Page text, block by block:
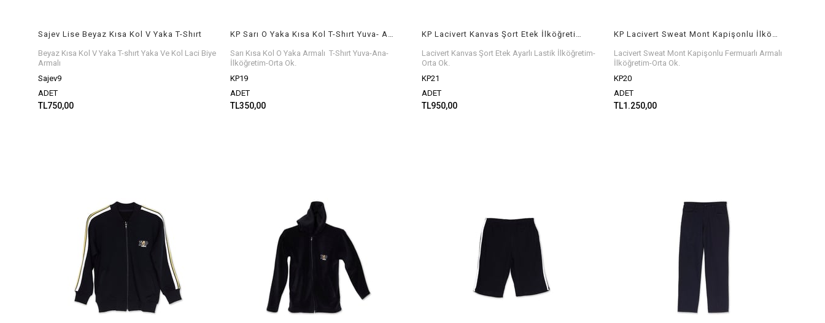
Sajev Lise Beyaz Kısa Kol V Yaka T-Shırt
Beyaz Kısa Kol V Yaka T-shırt Yaka Ve Kol Laci Biye
Armalı
Sajev9
ADET
TL750,00
Sarı Kısa Kol O Yaka Armalı T-Shırt Yuva-Ana-
İlköğretim-Orta Ok.
KP19
ADET
TL350,00
Lacivert Kanvas Şort Etek Ayarlı Lastik İlköğretim-
Orta Ok.
KP21
ADET
TL950,00
Lacivert Sweat Mont Kapişonlu Fermuarlı Armalı
İlköğretim-Orta Ok.
KP20
ADET
TL1.250,00